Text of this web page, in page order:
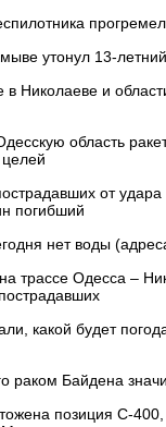
утонул 13-
в Николаеве и
область
от
погибший
нет воды
трассе Одесса –
какой будет
раком Байдена
позиция С-400,